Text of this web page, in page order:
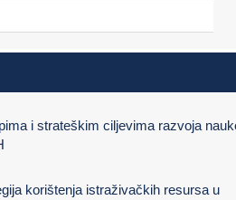
i strateškim ciljevima razvoja
korištenja istraživačkih resursa u